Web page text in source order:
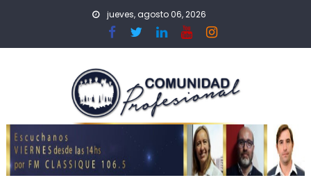
jueves, agosto 06, 2026